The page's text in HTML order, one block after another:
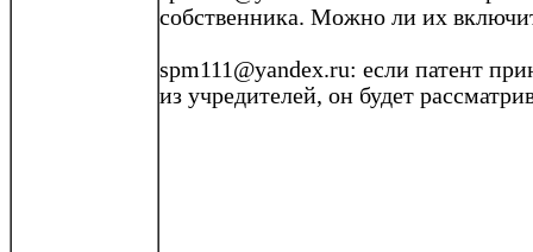
собственника. Можно ли их
spm111@yandex.ru: если патент
из учредителей, он будет